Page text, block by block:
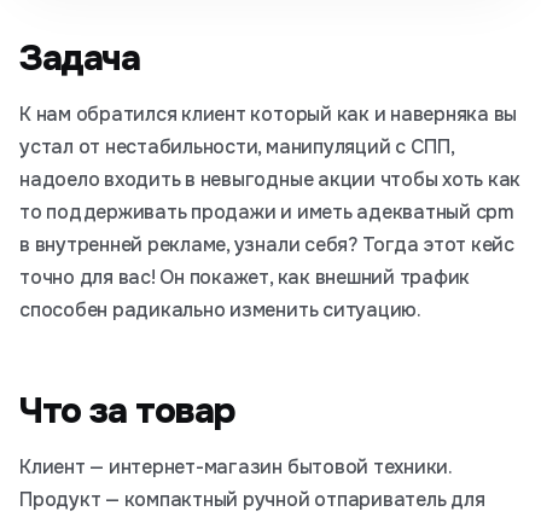
Задача
К нам обратился клиент который как и наверняка вы
устал от нестабильности, манипуляций с СПП,
надоело входить в невыгодные акции чтобы хоть как
то поддерживать продажи и иметь адекватный cpm
в внутренней рекламе, узнали себя? Тогда этот кейс
точно для вас! Он покажет, как внешний трафик
способен радикально изменить ситуацию.
Что за товар
Клиент — интернет-магазин бытовой техники.
Продукт — компактный ручной отпариватель для